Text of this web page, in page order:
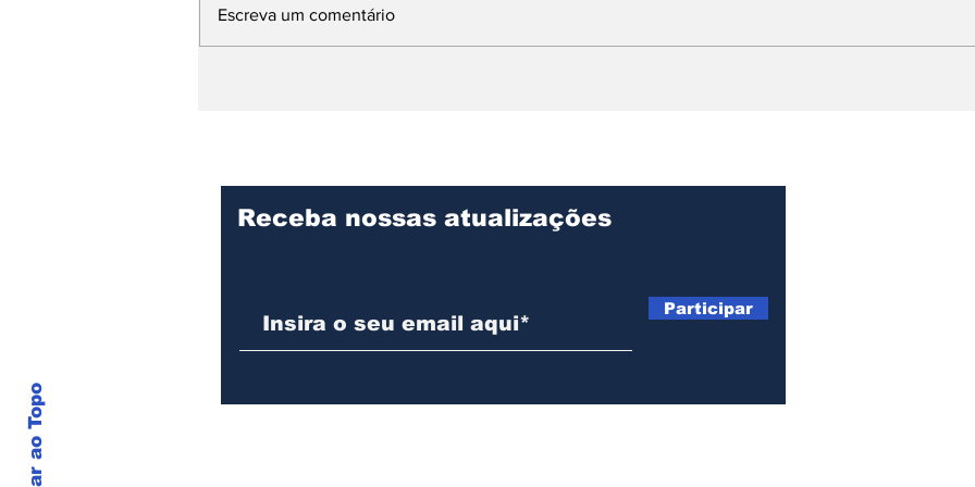
local
Escreva um comentário
Voltar ao Topo
Receba nossas atualizações
Participar